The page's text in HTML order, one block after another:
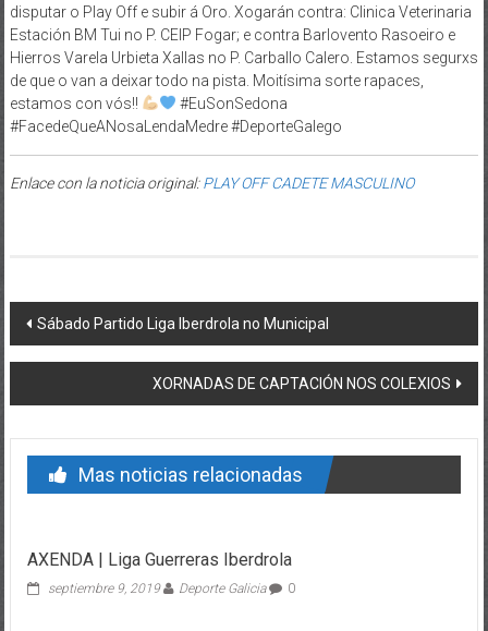
disputar o Play Off e subir á Oro. Xogarán contra: Clinica Veterinaria
Estación BM Tui no P. CEIP Fogar; e contra Barlovento Rasoeiro e
Hierros Varela Urbieta Xallas no P. Carballo Calero. Estamos segurxs
de que o van a deixar todo na pista. Moitísima sorte rapaces,
estamos con vós!!
#EuSonSedona
#FacedeQueANosaLendaMedre #DeporteGalego
Enlace con la noticia original:PLAY OFF CADETE MASCULINO
Post navigation
Sábado Partido Liga Iberdrola no Municipal
XORNADAS DE CAPTACIÓN NOS COLEXIOS
Mas noticias relacionadas
AXENDA | Liga Guerreras Iberdrola
septiembre 9, 2019 Deporte Galicia 0